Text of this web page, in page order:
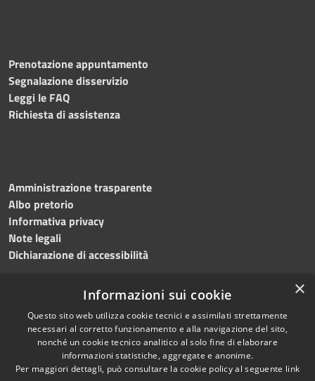
Prenotazione appuntamento
Segnalazione disservizio
Leggi le FAQ
Richiesta di assistenza
Amministrazione trasparente
Albo pretorio
Informativa privacy
Note legali
Dichiarazione di accessibilità
RSS
Accessibilità
Cookie
Copyright © 2024 •
Comune diGrottaminarda
• Powered byMunicipium
•Redazione
×
Informazioni sui cookie
Questo sito web utilizza cookie tecnici e assimilati strettamente
necessari al corretto funzionamento e alla navigazione del sito,
nonché un cookie tecnico analitico al solo fine di elaborare
informazioni statistiche, aggregate e anonime.
Per maggiori dettagli, può consultare la cookie policy al seguente link